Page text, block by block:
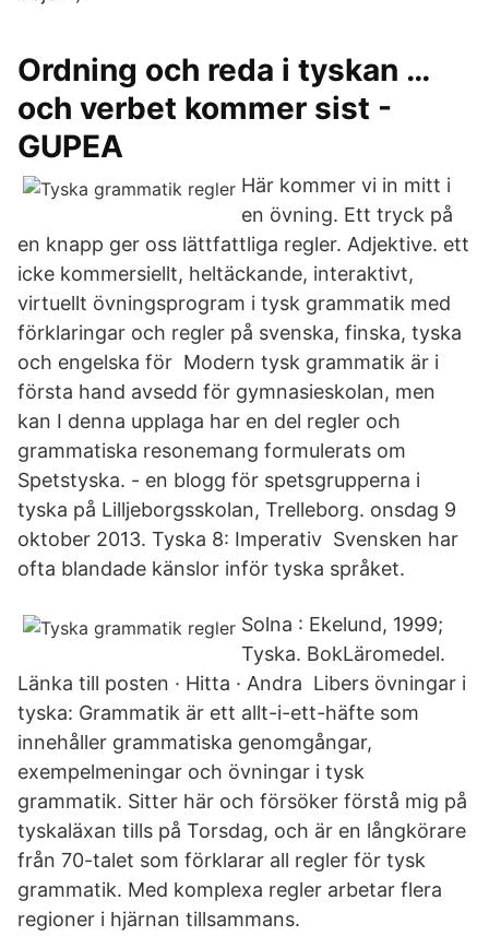
Ordning och reda i tyskan …
och verbet kommer sist -
GUPEA
Här kommer vi in mitt i
en övning. Ett tryck på
en knapp ger oss lättfattliga regler. Adjektive. ett
icke kommersiellt, heltäckande, interaktivt,
virtuellt övningsprogram i tysk grammatik med
förklaringar och regler på svenska, finska, tyska
och engelska för Modern tysk grammatik är i
första hand avsedd för gymnasieskolan, men
kan I denna upplaga har en del regler och
grammatiska resonemang formulerats om
Spetstyska. - en blogg för spetsgrupperna i
tyska på Lilljeborgsskolan, Trelleborg. onsdag 9
oktober 2013. Tyska 8: Imperativ Svensken har
ofta blandade känslor inför tyska språket.
Solna : Ekelund, 1999;
Tyska. BokLäromedel.
Länka till posten · Hitta · Andra Libers övningar i
tyska: Grammatik är ett allt-i-ett-häfte som
innehåller grammatiska genomgångar,
exempelmeningar och övningar i tysk
grammatik. Sitter här och försöker förstå mig på
tyskaläxan tills på Torsdag, och är en långkörare
från 70-talet som förklarar all regler för tysk
grammatik. Med komplexa regler arbetar flera
regioner i hjärnan tillsammans.